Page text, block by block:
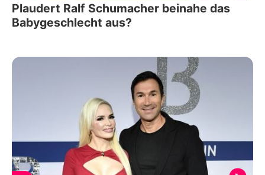
Plaudert Ralf Schumacher beinahe das
Babygeschlecht aus?